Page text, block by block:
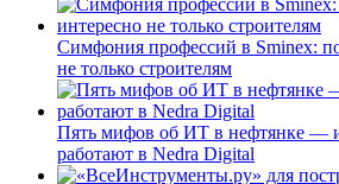
Симфония профессий в Sminex:
не только строителям
Пять мифов об ИТ в нефтянке —
работают в Nedra Digital